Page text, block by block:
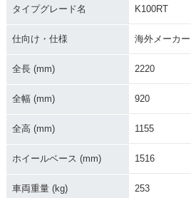
タイプグレード名 K100RT
仕向け・仕様 海外メーカ
全長 (mm) 2220
全幅 (mm) 920
全高 (mm) 1155
ホイールベース (mm) 1516
車両重量 (kg) 253